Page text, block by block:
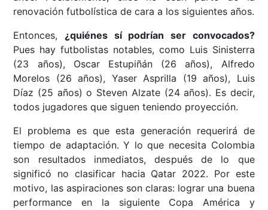
renovación futbolística de cara a los siguientes años.
Entonces,¿quiénes sí podrían ser convocados?
Pues hay futbolistas notables, como Luis Sinisterra
(23 años), Oscar Estupiñán (26 años), Alfredo
Morelos (26 años), Yaser Asprilla (19 años), Luis
Díaz (25 años) o Steven Alzate (24 años). Es decir,
todos jugadores que siguen teniendo proyección.
El problema es que esta generación requerirá de
tiempo de adaptación. Y lo que necesita Colombia
son resultados inmediatos, después de lo que
significó no clasificar hacia Qatar 2022. Por este
motivo, las aspiraciones son claras: lograr una buena
performance en la siguiente Copa América y